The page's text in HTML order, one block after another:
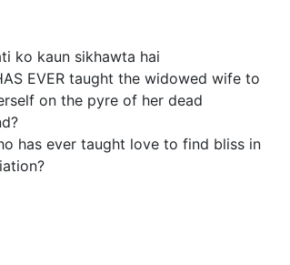
ko kaun sikhawta hai
EVER taught the widowed wife to
on the pyre of her dead
has ever taught love to find bliss in